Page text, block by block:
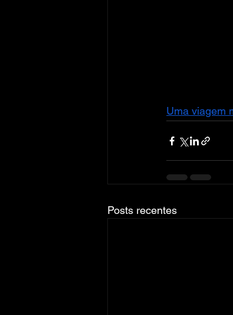
Uma viagem
Posts recentes